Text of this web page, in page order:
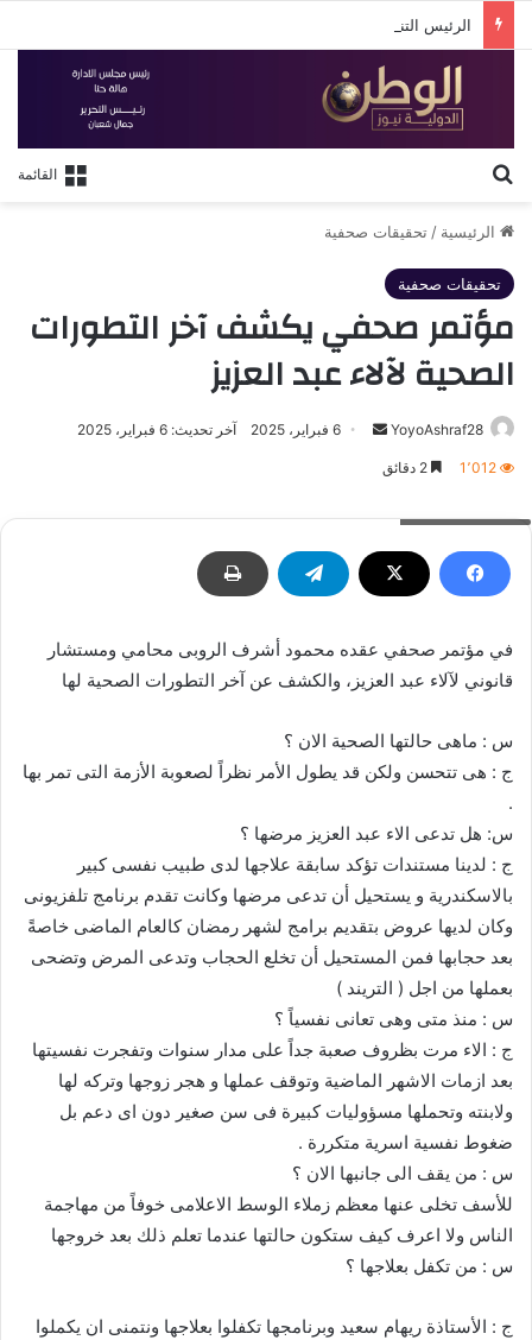
القائمة
الرئيسية / تحقيقات صحفية
تحقيقات صحفية
مؤتمر صحفي يكشف آخر التطورات
الصحية لآلاء عبد العزيز
YoyoAshraf28
أرسل 6 فبراير، 2025 آخر تحديث: 6 فبراير، 2025
1٬012
في مؤتمر صحفي عقده محمود أشرف الروبى محامي ومستشار
قانوني لآلاء عبد العزيز، والكشف عن آخر التطورات الصحية لها
س : ماهى حالتها الصحية الان ؟
ج : هى تتحسن ولكن قد يطول الأمر نظراً لصعوبة الأزمة التى تمر بها
.
س: هل تدعى الاء عبد العزيز مرضها ؟
ج : لدينا مستندات تؤكد سابقة علاجها لدى طبيب نفسى كبير
بالاسكندرية و يستحيل أن تدعى مرضها وكانت تقدم برنامج تلفزيونى
وكان لديها عروض بتقديم برامج لشهر رمضان كالعام الماضى خاصةً
بعد حجابها فمن المستحيل أن تخلع الحجاب وتدعى المرض وتضحى
بعملها من اجل ( التريند )
س : منذ متى وهى تعانى نفسياً ؟
ج : الاء مرت بظروف صعبة جداً على مدار سنوات وتفجرت نفسيتها
بعد ازمات الاشهر الماضية وتوقف عملها و هجر زوجها وتركه لها
ولابنته وتحملها مسؤوليات كبيرة فى سن صغير دون اى دعم بل
ضغوط نفسية اسرية متكررة .
س : من يقف الى جانبها الان ؟
للأسف تخلى عنها معظم زملاء الوسط الاعلامى خوفاً من مهاجمة
الناس ولا اعرف كيف ستكون حالتها عندما تعلم ذلك بعد خروجها
س : من تكفل بعلاجها ؟
ج : الأستاذة ريهام سعيد وبرنامجها تكفلوا بعلاجها ونتمنى ان يكملوا